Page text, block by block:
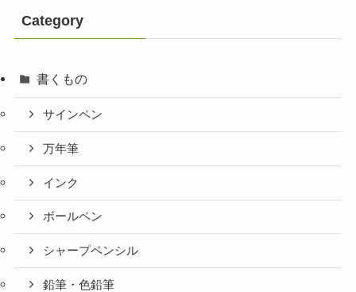
Category
書くもの
サインペン
万年筆
インク
ボールペン
シャープペンシル
鉛筆・色鉛筆